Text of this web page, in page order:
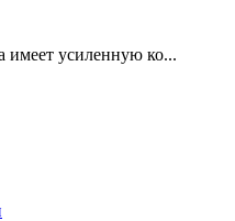
имеет усиленную ко...